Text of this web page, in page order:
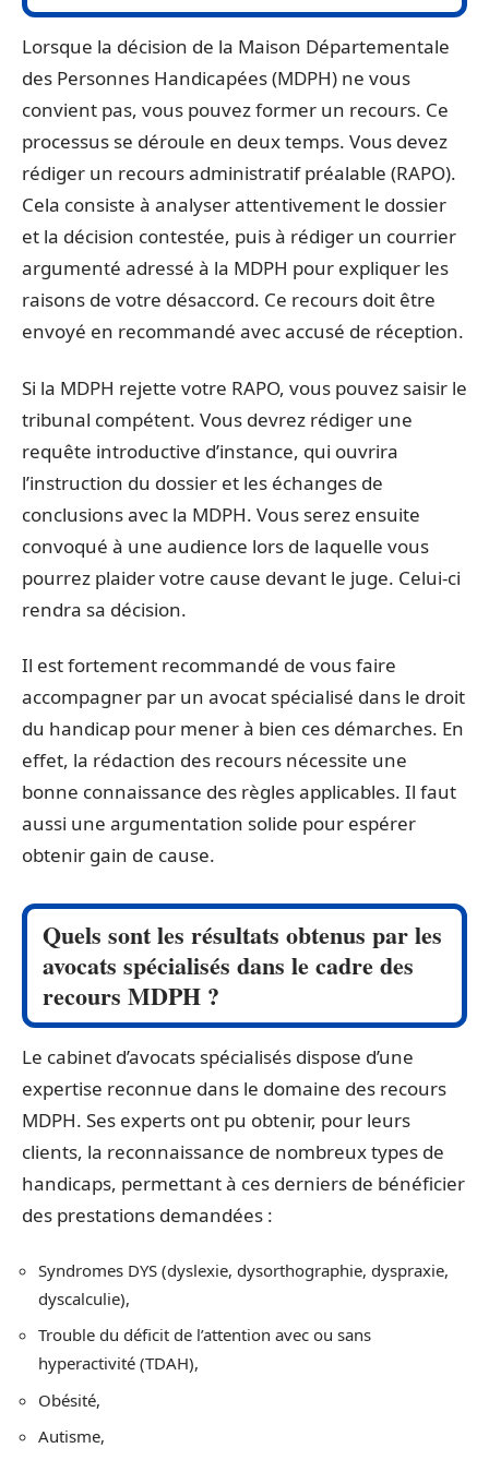
Lorsque la décision de la Maison Départementale
des Personnes Handicapées (MDPH) ne vous
convient pas, vous pouvez former un recours. Ce
processus se déroule en deux temps. Vous devez
rédiger un recours administratif préalable (RAPO).
Cela consiste à analyser attentivement le dossier
et la décision contestée, puis à rédiger un courrier
argumenté adressé à la MDPH pour expliquer les
raisons de votre désaccord. Ce recours doit être
envoyé en recommandé avec accusé de réception.
Si la MDPH rejette votre RAPO, vous pouvez saisir le
tribunal compétent. Vous devrez rédiger une
requête introductive d’instance, qui ouvrira
l’instruction du dossier et les échanges de
conclusions avec la MDPH. Vous serez ensuite
convoqué à une audience lors de laquelle vous
pourrez plaider votre cause devant le juge. Celui-ci
rendra sa décision.
Il est fortement recommandé de vous faire
accompagner par un avocat spécialisé dans le droit
du handicap pour mener à bien ces démarches. En
effet, la rédaction des recours nécessite une
bonne connaissance des règles applicables. Il faut
aussi une argumentation solide pour espérer
obtenir gain de cause.
Quels sont les résultats obtenus par les
avocats spécialisés dans le cadre des
recours MDPH ?
Le cabinet d’avocats spécialisés dispose d’une
expertise reconnue dans le domaine des recours
MDPH. Ses experts ont pu obtenir, pour leurs
clients, la reconnaissance de nombreux types de
handicaps, permettant à ces derniers de bénéficier
des prestations demandées :
Syndromes DYS (dyslexie, dysorthographie, dyspraxie,
dyscalculie),
Trouble du déficit de l’attention avec ou sans
hyperactivité (TDAH),
Obésité,
Autisme,